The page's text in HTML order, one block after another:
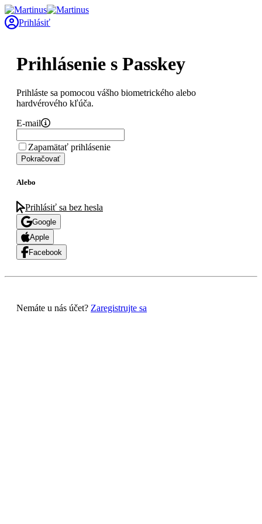
Prihlásiť
Prihlásenie s Passkey
Prihláste sa pomocou vášho biometrického alebo
hardvérového kľúča.
E-mail
Zapamätať prihlásenie
Pokračovať
Alebo
Prihlásiť sa bez hesla
Google
Apple
Facebook
Nemáte u nás účet? Zaregistrujte sa